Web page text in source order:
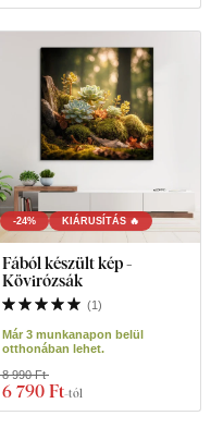
-24% KIÁRUSÍTÁS 🔥
Fából készült kép -
Kövirózsák
(1)
Már 3 munkanapon belül
otthonában lehet.
6 790 Ft-tól
8 990 Ft